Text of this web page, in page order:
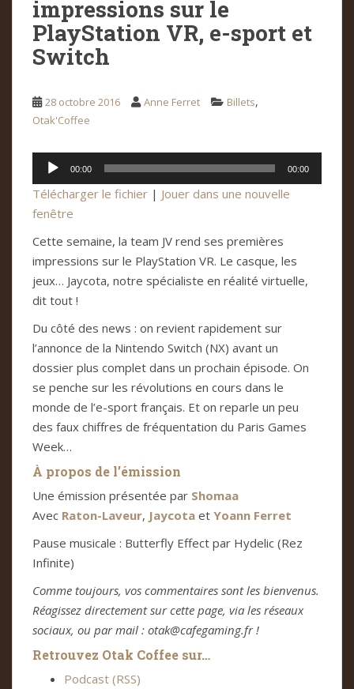
impressions sur le
PlayStation VR, e-sport et
Switch
28 octobre 2016 Anne Ferret Billets,
Otak'Coffee
Lecteur
audio
00:00 00:00
Télécharger le fichier | Jouer dans une nouvelle
fenêtre
Cette semaine, la team JV rend ses premières
impressions sur le PlayStation VR. Le casque, les
jeux… Jaycota, notre spécialiste en réalité virtuelle,
dit tout !
Du côté des news : on revient rapidement sur
l’annonce de la Nintendo Switch (NX) avant un
dossier plus complet dans un prochain épisode. On
se penche sur les révolutions en cours dans le
monde de l’e-sport français. Et on reparle un peu
des faux chiffres de fréquentation du Paris Games
Week…
À propos de l’émission
Une émission présentée par Shomaa
Avec Raton-Laveur, Jaycota et Yoann Ferret
Pause musicale : Butterfly Effect par Hydelic (Rez
Infinite)
Comme toujours, vos commentaires sont les bienvenus.
Réagissez directement sur cette page, via les réseaux
sociaux, ou par mail : otak@cafegaming.fr !
Retrouvez Otak Coffee sur…
Podcast (RSS)